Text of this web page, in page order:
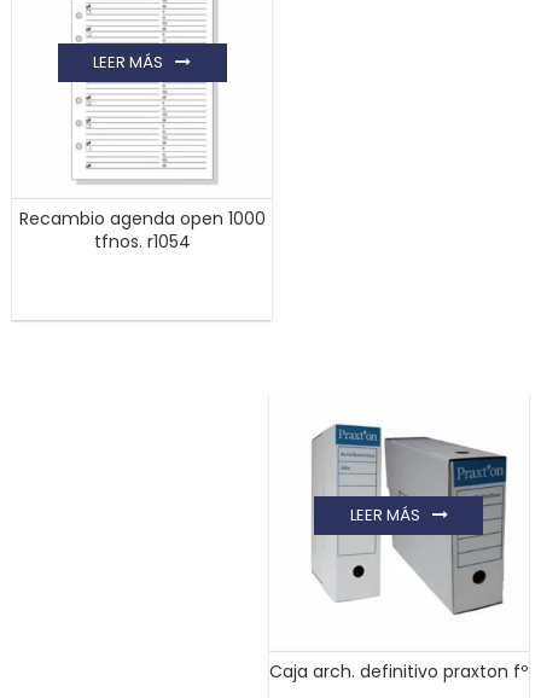
Recambio agenda open 1000
tfnos. r1054
LEER MÁS
Caja arch. definitivo praxton fº
LEER MÁS